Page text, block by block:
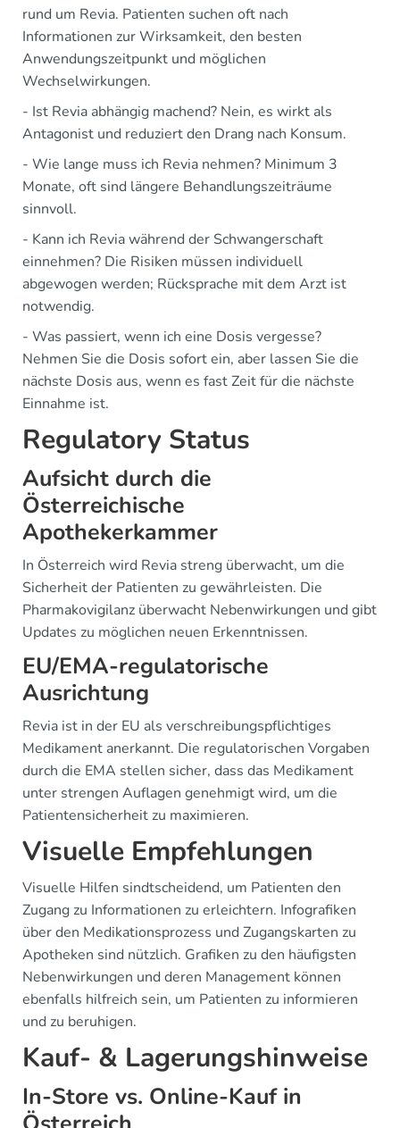
rund um Revia. Patienten suchen oft nach
Informationen zur Wirksamkeit, den besten
Anwendungszeitpunkt und möglichen
Wechselwirkungen.
- Ist Revia abhängig machend? Nein, es wirkt als
Antagonist und reduziert den Drang nach Konsum.
- Wie lange muss ich Revia nehmen? Minimum 3
Monate, oft sind längere Behandlungszeiträume
sinnvoll.
- Kann ich Revia während der Schwangerschaft
einnehmen? Die Risiken müssen individuell
abgewogen werden; Rücksprache mit dem Arzt ist
notwendig.
- Was passiert, wenn ich eine Dosis vergesse?
Nehmen Sie die Dosis sofort ein, aber lassen Sie die
nächste Dosis aus, wenn es fast Zeit für die nächste
Einnahme ist.
Regulatory Status
Aufsicht durch die
Österreichische
Apothekerkammer
In Österreich wird Revia streng überwacht, um die
Sicherheit der Patienten zu gewährleisten. Die
Pharmakovigilanz überwacht Nebenwirkungen und gibt
Updates zu möglichen neuen Erkenntnissen.
EU/EMA-regulatorische
Ausrichtung
Revia ist in der EU als verschreibungspflichtiges
Medikament anerkannt. Die regulatorischen Vorgaben
durch die EMA stellen sicher, dass das Medikament
unter strengen Auflagen genehmigt wird, um die
Patientensicherheit zu maximieren.
Visuelle Empfehlungen
Visuelle Hilfen sindtscheidend, um Patienten den
Zugang zu Informationen zu erleichtern. Infografiken
über den Medikationsprozess und Zugangskarten zu
Apotheken sind nützlich. Grafiken zu den häufigsten
Nebenwirkungen und deren Management können
ebenfalls hilfreich sein, um Patienten zu informieren
und zu beruhigen.
Kauf- & Lagerungshinweise
In-Store vs. Online-Kauf in